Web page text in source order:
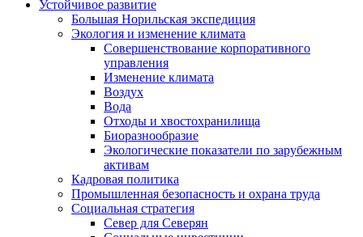
Устойчивое развитие
Большая Норильская экспедиция
Экология и изменение климата
Совершенствование корпоративного
управления
Изменение климата
Воздух
Вода
Отходы и хвостохранилища
Биоразнообразие
Экологические показатели по зарубежным
активам
Кадровая политика
Промышленная безопасность и охрана труда
Социальная стратегия
Север для Северян